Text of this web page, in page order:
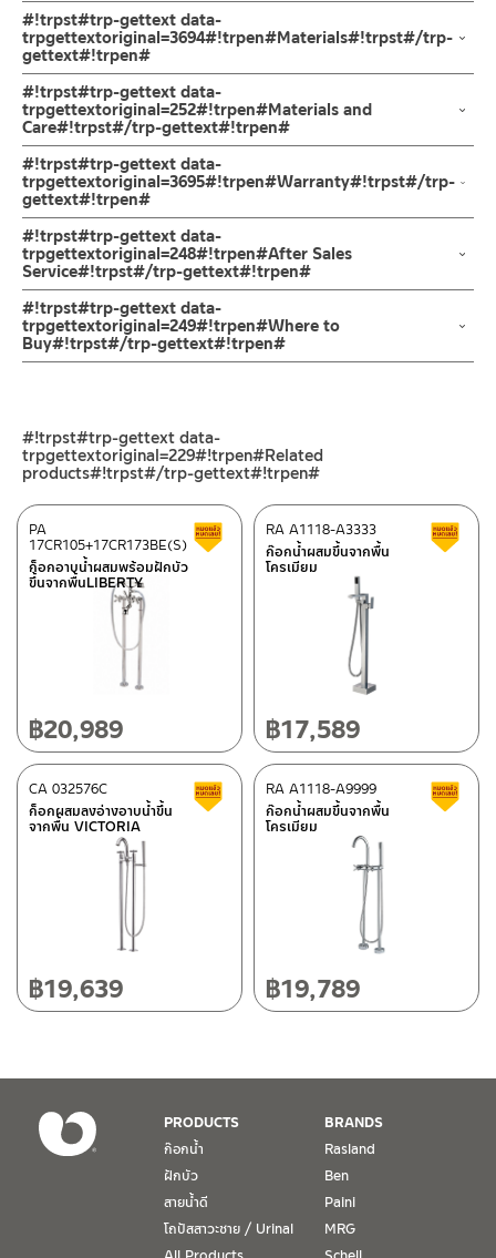
ก๊อกผสมอ่างอาบน้ำ ก๊อกอาบน้ำแบบติดตั้งขึ้นจากพื้น หรือ ก๊อกลง
อ่างอาบน้ำ ผสมร้อน-เย็นผลิตจากทองเหลือง ชุบโครเมียม
ติดตั้งแบบขึ้นจากพื้นพร้อมฝักบัวมือครบชุดแบบไมโครโฟน สายขนาด
ความยาว 150 ซม . ตัวก๊อกออกแบบให้ก๊อกมีปุ่มเปลี่ยนทิศทางน้ำ
สำหรับปล่อยน้ำลงอ่างไปยังฝักบัวมือ ออกแบบสไตล์ร่วมสมัย มาพร้อม
สายน้ำดี ขนาด 80 ซม. 2 เส้น ชุดน๊อต
ขายึดก๊อกผลิตจากทองเหบืองและฝาครอบฐานก๊อก
ผลิตจากทองเหลือง ชุบโครเมียม ต้านการการกัดกร่อน สวยเงางาม ให้
ความแรงของน้ำจากการผสมของสองท่อ และการออกแบบที่มีมือจับ
เป็นทรงก้านโยก
ให้ความรู้สึกร่วมสมัย ส่งเสริม ความรู้สึกที่สวยงามและหรูหราของก๊อก
ในขณะเปิดน้ำ ก๊อกออกแบบให้สามารถเปลี่ยนทิศทางน้ำได้ด้วยปุ่ม
เปลี่ยนทิศทางน้ำ
ให้สามารถเปลี่ยนน้ำระหว่างอ่างอาบน้ำไปยังฝักบัวมือ ช่วยเพิ่ม
ประสบการณ์การอาบน้ำได้อย่างดีเยี่ยม เพื่อเป็นการยืนยันความคงทน
#!trpst#trp-gettext data-
trpgettextoriginal=3694#!trpen#Materials#!trpst#/trp-
gettext#!trpen#
ผลิตจากทองเหลืองคุณภาพดี
ทนทานและแข็งแรง ต้านการการกัดกร่อน มีความเงางามเมื่อทำการชุบ
สี และไม่ขึ้นสนิม
#!trpst#trp-gettext data-
trpgettextoriginal=252#!trpen#Materials and
Care#!trpst#/trp-gettext#!trpen#
คำแนะนำในการดูแลรักษาผลิตภัณฑ์
1. ไม่ทำสินค้าให้เกิดความเสียหายอื่น ๆ นอกจากการใช้งานปกติ เช่นไม่
ทำตก ไม่งัดหรือโยกสินค้าแรงๆ
2. ทำความสะอาดสินค้าโดยการใช้ผ้านุ่มๆชุบน้ำหมาดๆแล้วเช็ดให้แห้ง
3. ห้ามใช้สารเคมีที่มีฤทธิ์เป็นกรด ในการทำความสะอาด เนื่องจากผิว
ของสินค้าจะเสียหายได้
4. ห้ามใช้แปรง วัสดุแข็ง หยาบ ห้ามใช้ฝอยขัดทำความสะอาด ขัดหรือถู
บนตัวสินค้า ซึ่งจะสร้างความเสียหายให้เกิดขึ้นกับผิวของสินค้าได้
#!trpst#trp-gettext data-
trpgettextoriginal=3695#!trpen#Warranty#!trpst#/trp-
gettext#!trpen#
รับประกันไส้วาล์ว 10 ปี
#!trpst#trp-gettext data-
trpgettextoriginal=248#!trpen#After Sales
Service#!trpst#/trp-gettext#!trpen#
ช่องทางออนไลน์
– Email: contact@charnpaiboon.com
– LINE: @Rasland
ศูนย์บริการและอะไหล่ กรุงเทพฯ
662/61-62 ถนน พระราม3 แขวงบางโพงพาง เขตยานนาวา กรุงเทพฯ
โทร: 02-358-0080 / 080-075-8668 / 091-545-0556
ศูนย์บริการและอะไหล่
118/33 โครงการอรสิริน ม.8 ต.สันปูเลย อ.ดอยสะเก็ด เชียงใหม่
50220
โทร: 080-075-2626
วันและเวลาทำการ
วันจันทร์ – วันศุกร์ เวลา 8:30-17:30 น.
วันเสาร์ เวลา 8:30-15:00 น.
หยุดวันอาทิตย์ และวันหยุดนักขัตฤกษ์
เงื่อนไขการรับประกันสินค้าได้ หากไม่มีเอกสารดังกล่าว
2. การรับประกันสินค้า จะรับประกันฉพาะสินค้าที่อยู่ในสภาพการใช้งาน
ปกติ หากมีตำหนิ ชำรุด ร้าว ตกพื้น หรือสภาพภายนอกอยู่ในสภาพที่ใช้
งานไม่ได้ ทางบริษัทฯ ถือว่าไม่อยู่ในเงื่อนไขการรับประกัน
#!trpst#trp-gettext data-
trpgettextoriginal=249#!trpen#Where to
Buy#!trpst#/trp-gettext#!trpen#
– Shopee
–Lazada
ติดต่อพนักงานขาย / Contact Sales Staff
โทร: 02-285-5795
LINE:@charnpaiboon.sales
ติดต่อ ชาญไพบูลย์ / Contact Us คลิกที่นี่
#!trpst#trp-gettext data-
trpgettextoriginal=229#!trpen#Related
products#!trpst#/trp-gettext#!trpen#
ก็อกอาบน้ำผสมพร้อมฝักบัว
ขึ้นจากพื้นLIBERTY
PA
17CR105+17CR173BE(S)
สินค้าลดราคา เคลียร์สต็อก
฿20,989
ก๊อกน้ำผสมขึ้นจากพื้น
โครเมียม
RA A1118-A3333
฿17,589
ก็อกผสมลงอ่างอาบน้ำขึ้น
จากพื้น VICTORIA
CA 032576C สินค้าลดราคา เคลียร์สต็อก
฿19,639
ก๊อกน้ำผสมขึ้นจากพื้น
โครเมียม
RA A1118-A9999
฿19,789
PRODUCTS
ก๊อกน้ำ
ฝักบัว
สายน้ำดี
โถปัสสาวะชาย / Urinal
BRANDS
Rasland
Ben
Paini
MRG